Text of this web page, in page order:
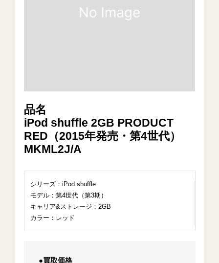
品名
iPod shuffle 2GB PRODUCT
RED（2015年発売・第4世代）
MKML2J/A
シリーズ：iPod shuffle
モデル：第4世代（第3期）
キャリア&ストレージ：2GB
カラー：レッド
●買取価格